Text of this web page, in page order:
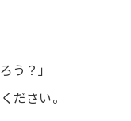
う？」
ださい。